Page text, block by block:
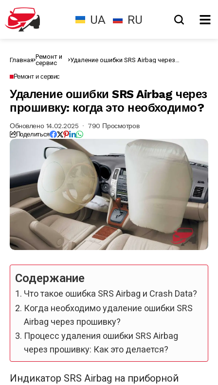
UA RU
Главная Ремонт и
сервис
Удаление ошибки SRS Airbag через
Ремонт и сервис
Удаление ошибки SRS Airbag через
прошивку: когда это необходимо?
Обновлено 14.02.2025 790 Просмотров
Поделиться
Содержание
Что такое ошибка SRS Airbag и Crash Data?
Когда необходимо удаление ошибки SRS
Airbag через прошивку?
Процесс удаления ошибки SRS Airbag
через прошивку: Как это делается?
Индикатор SRS Airbag на приборной